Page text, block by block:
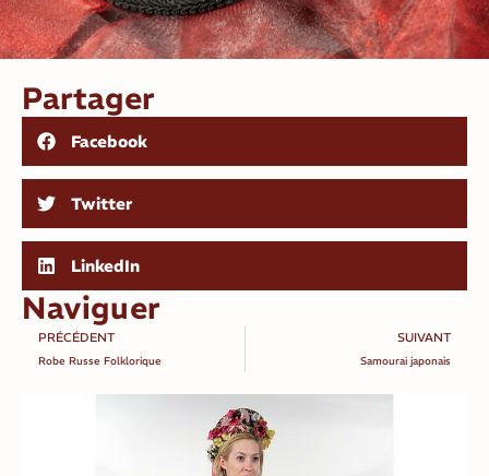
Partager
Facebook
Twitter
LinkedIn
Naviguer
PRÉCÉDENT
Robe Russe Folklorique
SUIVANT
Samourai japonais